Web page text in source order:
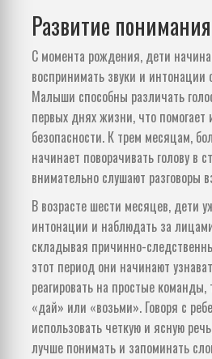
Развитие
С момента рождения, дети
воспринимать звуки и интонации
Малыши способны различать
первых днях жизни, что помогает
безопасности. К трем месяцам,
начинает поворачивать голову в
внимательно слушают разговоры
В возрасте шести месяцев, дети
интонации и наблюдать за
складывая причинно-
этот период они начинают
реагировать на простые
«дай» или «возьми». Говоря с
использовать четкую и ясную
лучше понимать и запоминать